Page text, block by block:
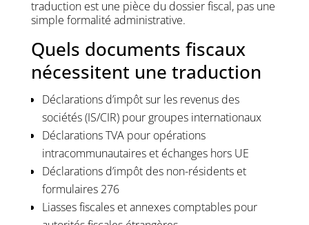
traduction est une pièce du dossier fiscal, pas une
simple formalité administrative.
Quels documents fiscaux
nécessitent une traduction
Déclarations d’impôt sur les revenus des
sociétés (IS/CIR) pour groupes internationaux
Déclarations TVA pour opérations
intracommunautaires et échanges hors UE
Déclarations d’impôt des non-résidents et
formulaires 276
Liasses fiscales et annexes comptables pour